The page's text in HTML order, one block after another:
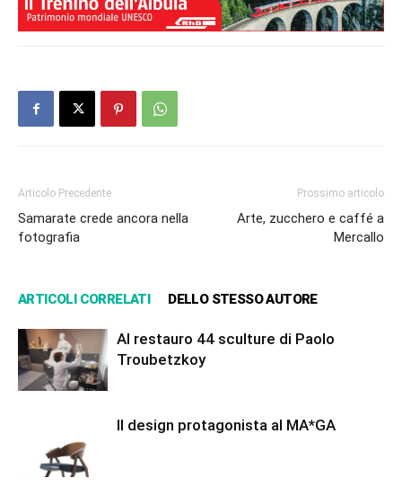
Articolo Precedente
Samarate crede ancora nella
fotografia
Prossimo articolo
Arte, zucchero e caffé a
Mercallo
ARTICOLI CORRELATI DELLO STESSO AUTORE
Al restauro 44 sculture di Paolo
Troubetzkoy
Il design protagonista al MA*GA